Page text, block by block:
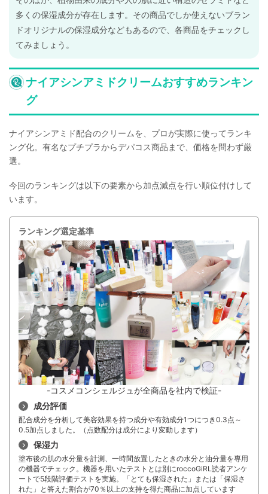
多くの保湿成分が存在します。その商品でしか使えないブラン
ドオリジナルの保湿成分などもあるので、各商品をチェックし
てみましょう。
ナイアシンアミドクリームおすすめランキン
グ
ナイアシンアミド配合のクリームを、プロが実際に使ってランキ
ング化。有名なプチプラからデパコス商品まで、価格を問わず厳
選。
今回のランキングは以下の要素から加点減点を行い順位付けして
います。
ランキング選定基準
-コスメコンシェルジュが全商品を社内で検証-
成分評価
配合成分を分析して美容効果を持つ成分や有効成分1つにつき0.3点～
0.5加点しました。（点数配分は成分により変動します）
保湿力
塗布後の肌の水分量を計測、一時間放置したときの水分と油分量を専用
の機器でチェック。機器を用いたテストとは別にroccoGiRL読者アンケ
ートで5段階評価テストを実施。「とても保湿された」または「保湿さ
れた」と答えた割合が70％以上の支持を得た商品に加点しています